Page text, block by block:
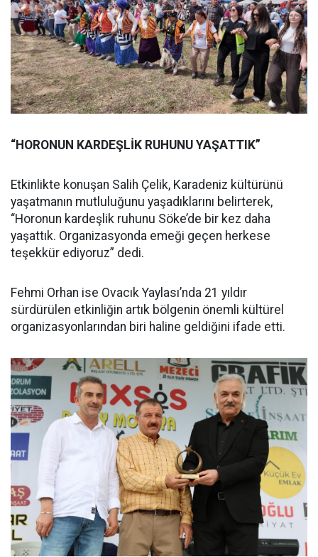
“HORONUN KARDEŞLİK RUHUNU YAŞATTIK”
Etkinlikte konuşan Salih Çelik, Karadeniz kültürünü
yaşatmanın mutluluğunu yaşadıklarını belirterek,
“Horonun kardeşlik ruhunu Söke’de bir kez daha
yaşattık. Organizasyonda emeği geçen herkese
teşekkür ediyoruz” dedi.
Fehmi Orhan ise Ovacık Yaylası’nda 21 yıldır
sürdürülen etkinliğin artık bölgenin önemli kültürel
organizasyonlarından biri haline geldiğini ifade etti.